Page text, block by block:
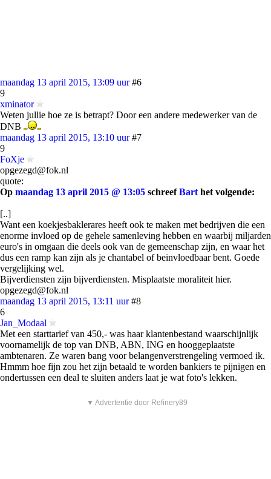
maandag 13 april 2015, 13:09 uur #6
9
xminator
Weten jullie hoe ze is betrapt? Door een andere medewerker van de
DNB
maandag 13 april 2015, 13:10 uur #7
9
FoXje
opgezegd@fok.nl
quote:
Op maandag 13 april 2015 @ 13:05 schreefBart het volgende:
[..]
Want een koekjesbaklerares heeft ook te maken met bedrijven die een
enorme invloed op de gehele samenleving hebben en waarbij miljarden
euro's in omgaan die deels ook van de gemeenschap zijn, en waar het
dus een ramp kan zijn als je chantabel of beinvloedbaar bent. Goede
vergelijking wel.
Bijverdiensten zijn bijverdiensten. Misplaatste moraliteit hier.
opgezegd@fok.nl
maandag 13 april 2015, 13:11 uur #8
6
Jan_Modaal
Met een starttarief van 450,- was haar klantenbestand waarschijnlijk
voornamelijk de top van DNB, ABN, ING en hooggeplaatste
ambtenaren. Ze waren bang voor belangenverstrengeling vermoed ik.
Hmmm hoe fijn zou het zijn betaald te worden bankiers te pijnigen en
ondertussen een deal te sluiten anders laat je wat foto's lekken.
▼ Advertentie door Refinery89